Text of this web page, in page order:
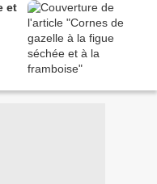
et